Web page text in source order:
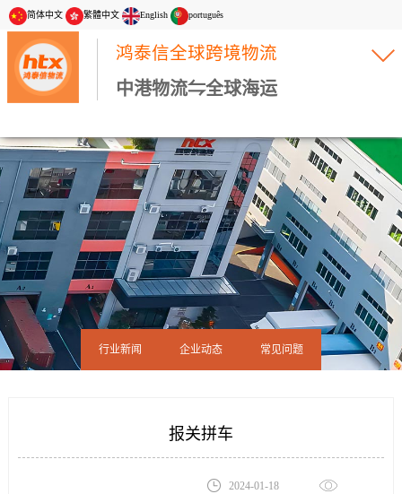
简体中文 繁體中文 English português
鸿泰信全球跨境物流
中港物流⇋全球海运
行业新闻 企业动态 常见问题
报关拼车
2024-01-18